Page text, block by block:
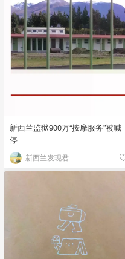
新西兰监狱900万“按摩服务”被喊
停
新西兰发现君